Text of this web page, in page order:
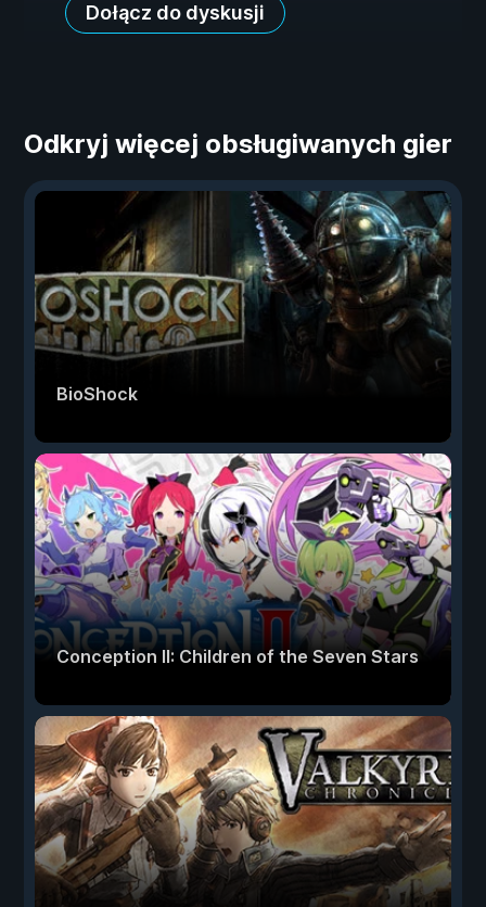
Dołącz do dyskusji
Odkryj więcej obsługiwanych gier
BioShock
Conception II: Children of the Seven Stars